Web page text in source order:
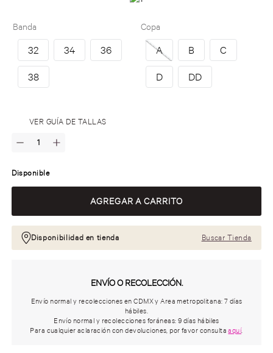
Copa
A B
C
D
DD
Banda
32 34
36
38
VER GUÍA DE TALLAS
Disponible
Disponibilidad en tienda Buscar Tienda
ENVÍO O RECOLECCIÓN.
Envío normal y recolecciones en CDMX y Area metropolitana: 7 días
hábiles.
Envío normal y recolecciones foráneas: 9 días hábiles
Para cualquier aclaración con devoluciones, por favor consultaaquí.